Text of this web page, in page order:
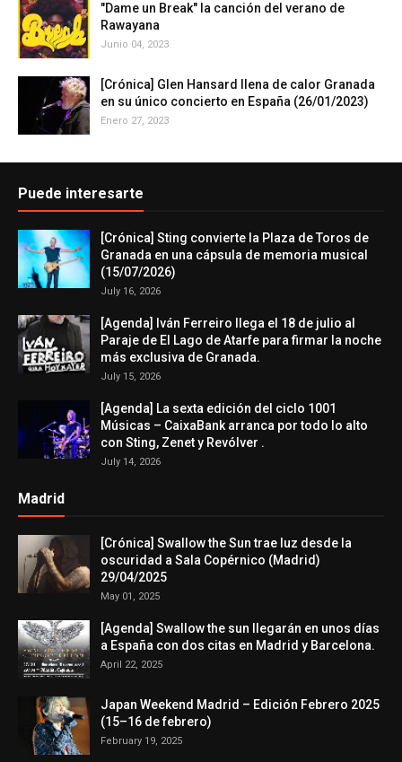
"Dame un Break" la canción del verano de
Rawayana
Junio 04, 2023
[Crónica] Glen Hansard llena de calor Granada
en su único concierto en España (26/01/2023)
Enero 27, 2023
Puede interesarte
[Crónica] Sting convierte la Plaza de Toros de
Granada en una cápsula de memoria musical
(15/07/2026)
July 16, 2026
[Agenda] Iván Ferreiro llega el 18 de julio al
Paraje de El Lago de Atarfe para firmar la noche
más exclusiva de Granada.
July 15, 2026
[Agenda] La sexta edición del ciclo 1001
Músicas – CaixaBank arranca por todo lo alto
con Sting, Zenet y Revólver .
July 14, 2026
Madrid
[Crónica] Swallow the Sun trae luz desde la
oscuridad a Sala Copérnico (Madrid)
29/04/2025
May 01, 2025
[Agenda] Swallow the sun llegarán en unos días
a España con dos citas en Madrid y Barcelona.
April 22, 2025
Japan Weekend Madrid – Edición Febrero 2025
(15–16 de febrero)
February 19, 2025